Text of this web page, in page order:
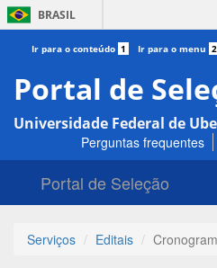
BRASIL
Ir para o conteúdo 1 Ir para o menu 2
Portal de
Universidade Federal de
Perguntas frequentes
Portal de Seleção
Serviços Editais